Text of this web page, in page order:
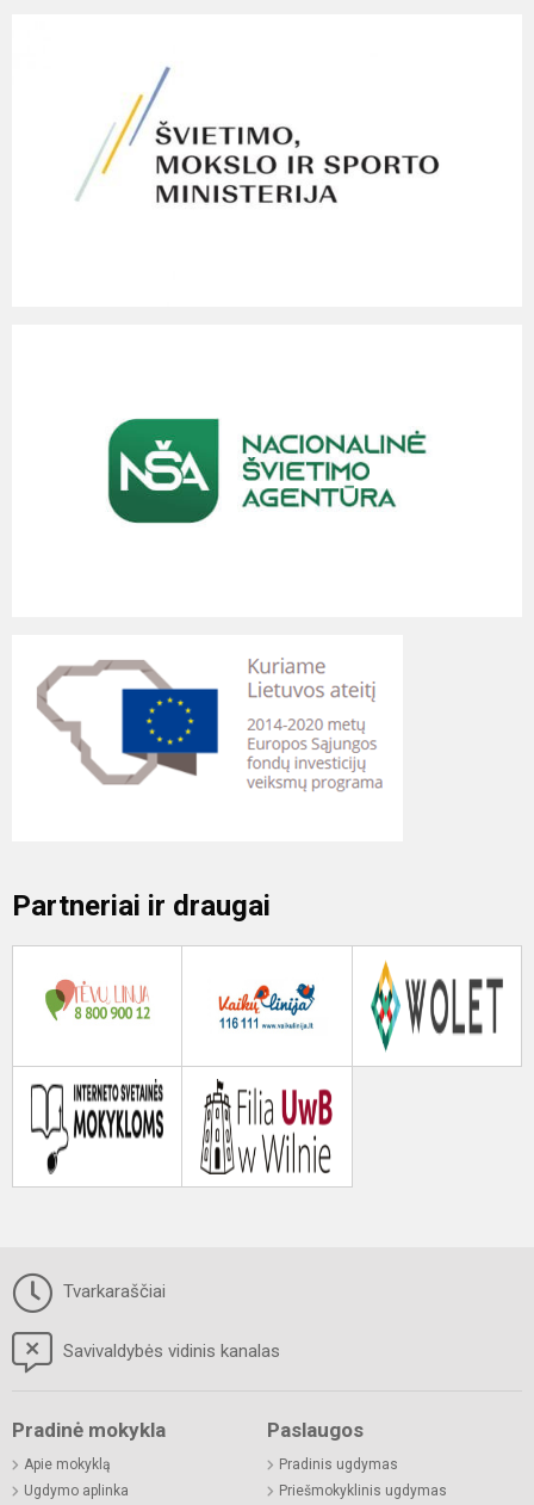
Partneriai ir draugai
Tvarkaraščiai
Savivaldybės vidinis kanalas
Pradinė mokykla
Apie mokyklą
Ugdymo aplinka
Paslaugos
Pradinis ugdymas
Priešmokyklinis ugdymas